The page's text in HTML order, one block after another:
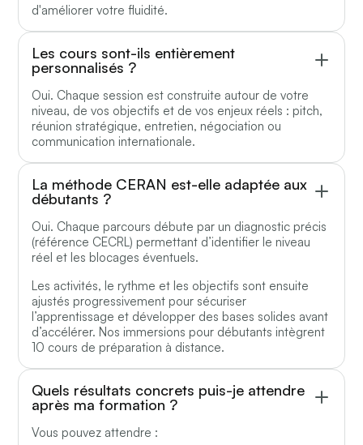
d'améliorer votre fluidité.
Les cours sont-ils entièrement
personnalisés ?
Oui. Chaque session est construite autour de votre
niveau, de vos objectifs et de vos enjeux réels : pitch,
réunion stratégique, entretien, négociation ou
communication internationale.
La méthode CERAN est-elle adaptée aux
débutants ?
Oui. Chaque parcours débute par un diagnostic précis
(référence CECRL) permettant d’identifier le niveau
réel et les blocages éventuels.
Les activités, le rythme et les objectifs sont ensuite
ajustés progressivement pour sécuriser
l’apprentissage et développer des bases solides avant
d’accélérer. Nos immersions pour débutants intègrent
10 cours de préparation à distance.
Quels résultats concrets puis-je attendre
après ma formation ?
Vous pouvez attendre :